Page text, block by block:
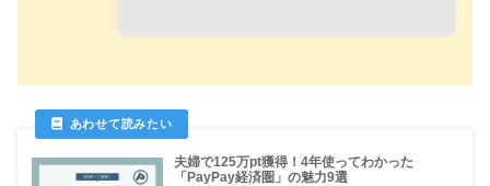
夫婦で125万pt獲得！4年使ってわかった
「PayPay経済圏」の魅力9選